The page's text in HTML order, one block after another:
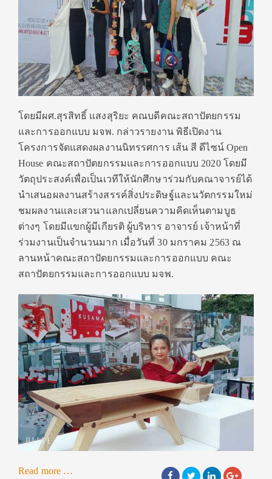
โดยมีผศ.สุรสิทธิ์ แสงสุริยะ คณบดีคณะสถาปัตยกรรม
และการออกแบบ มจพ. กล่าวรายงาน พิธีเปิดงาน
โครงการจัดแสดงผลงานนิทรรศการ เส้น สี ดีไซน์ Open
House คณะสถาปัตยกรรมและการออกแบบ 2020 โดยมี
วัตถุประสงค์เพื่อเป็นเวทีให้นักศึกษาร่วมกับคณาจารย์ได้
นำเสนอผลงานสร้างสรรค์สิ่งประดิษฐ์และนวัตกรรมใหม่
ชมผลงานและเสวนาแลกเปลี่ยนความคิดเห็นตามบูธ
ต่างๆ โดยมีแขกผู้มีเกียรติ ผู้บริหาร อาจารย์ เจ้าหน้าที่
ร่วมงานเป็นจำนวนมาก เมื่อวันที่ 30 มกราคม 2563 ณ
ลานหน้าคณะสถาปัตยกรรมและการออกแบบ คณะ
สถาปัตยกรรมและการออกแบบ มจพ.
Read more …